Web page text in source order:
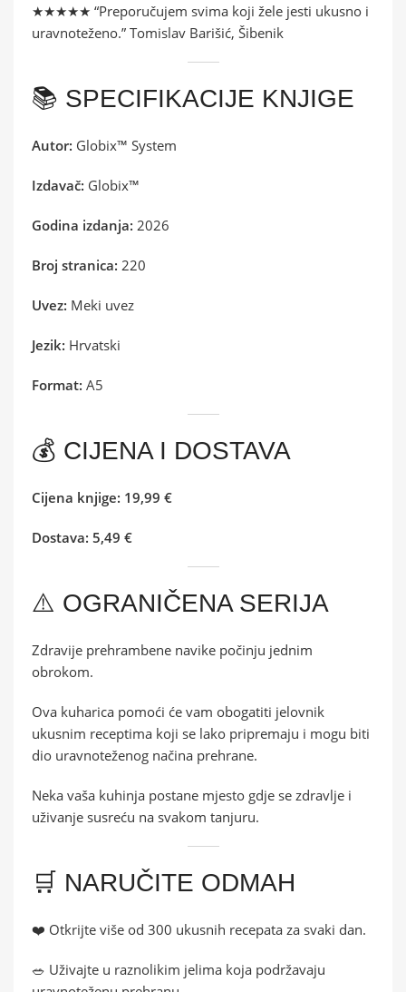
★★★★★ “Preporučujem svima koji žele jesti ukusno i
uravnoteženo.” Tomislav Barišić, Šibenik
📚 SPECIFIKACIJE KNJIGE
Autor: Globix™ System
Izdavač: Globix™
Godina izdanja: 2026
Broj stranica: 220
Uvez: Meki uvez
Jezik: Hrvatski
Format: A5
💰 CIJENA I DOSTAVA
Cijena knjige: 19,99 €
Dostava: 5,49 €
⚠️ OGRANIČENA SERIJA
Zdravije prehrambene navike počinju jednim
obrokom.
Ova kuharica pomoći će vam obogatiti jelovnik
ukusnim receptima koji se lako pripremaju i mogu biti
dio uravnoteženog načina prehrane.
Neka vaša kuhinja postane mjesto gdje se zdravlje i
uživanje susreću na svakom tanjuru.
🛒 NARUČITE ODMAH
❤️ Otkrijte više od 300 ukusnih recepata za svaki dan.
🥗 Uživajte u raznolikim jelima koja podržavaju